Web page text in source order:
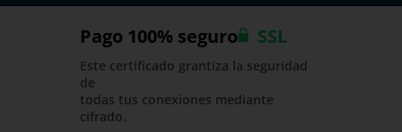
Pago 100% seguro SSL
Este certificado grantiza la seguridad
de
todas tus conexiones mediante
cifrado.